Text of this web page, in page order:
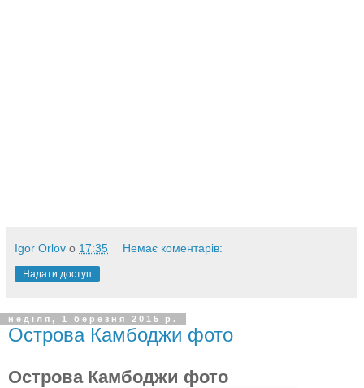
Igor Orlov о 17:35 Немає коментарів:
Надати доступ
неділя, 1 березня 2015 р.
Острова Камбоджи фото
Острова Камбоджи фото